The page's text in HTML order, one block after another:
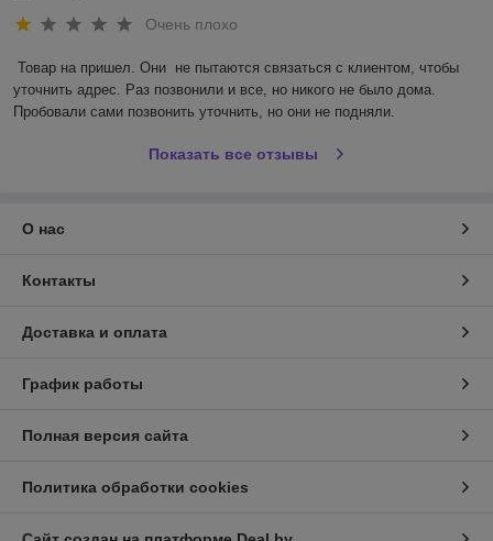
Очень плохо
Товар на пришел. Они  не пытаются связаться с клиентом, чтобы
уточнить адрес. Раз позвонили и все, но никого не было дома.
Пробовали сами позвонить уточнить, но они не подняли.
Показать все отзывы
О нас
Контакты
Доставка и оплата
График работы
Полная версия сайта
Политика обработки cookies